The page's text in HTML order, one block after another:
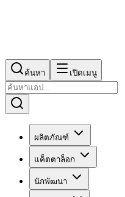
ค้นหา เปิดเมนู
ผลิตภัณฑ์
แค็ตตาล็อก
นักพัฒนา